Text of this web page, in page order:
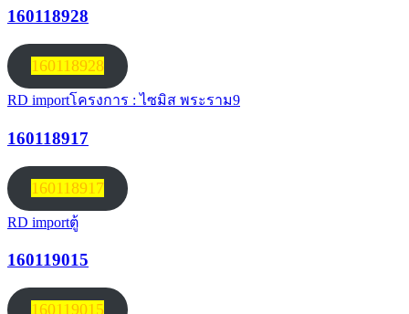
160118928
160118928
RD importโครงการ : ไซมิส พระราม9
160118917
160118917
RD importตู้
160119015
160119015